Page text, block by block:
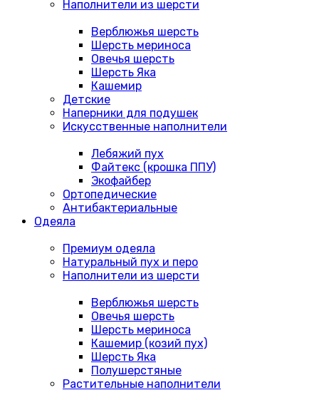
Наполнители из шерсти
Верблюжья шерсть
Шерсть мериноса
Овечья шерсть
Шерсть Яка
Кашемир
Детские
Наперники для подушек
Искусственные наполнители
Лебяжий пух
Файтекс (крошка ППУ)
Экофайбер
Ортопедические
Антибактериальные
Одеяла
Премиум одеяла
Натуральный пух и перо
Наполнители из шерсти
Верблюжья шерсть
Овечья шерсть
Шерсть мериноса
Кашемир (козий пух)
Шерсть Яка
Полушерстяные
Растительные наполнители